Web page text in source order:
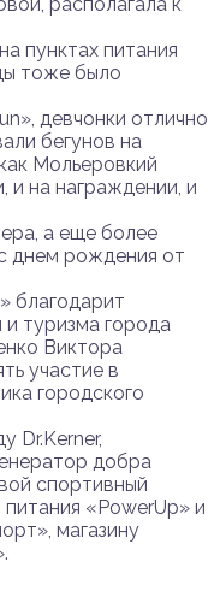
пунктах питания
тоже было
девчонки отлично
бегунов на
Мольеровкий
и на награждении, и
а еще более
днем рождения от
благодарит
и туризма города
Виктора
участие в
городского
Dr.Kerner,
добра
спортивный
«PowerUp» и
магазину